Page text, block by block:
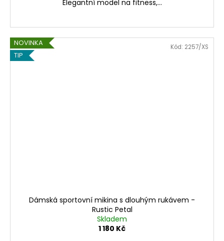
Elegantní model na fitness,...
NOVINKA
TIP
Dámská sportovní mikina s dlouhým rukávem -
Rustic Petal
Skladem
1 180 Kč
Kód: 2257/XS